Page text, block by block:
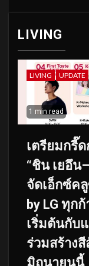
LIVING
LIVING UPDATE
1 min read
เตรียมกรี๊
“ชิน เยอึน
จัดเอ็กซ์คลู
by LG ทุก
เริ่มต้นกับ
ร่วมสร้าง
มิถุนายนนี้